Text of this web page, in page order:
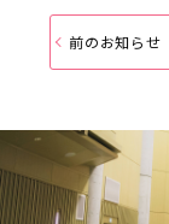
前のお知らせ